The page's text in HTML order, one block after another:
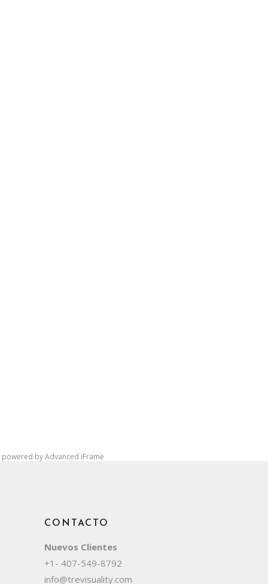
powered by Advanced iFrame
CONTACTO
Nuevos Clientes
+1- 407-549-8792
info@trevisuality.com